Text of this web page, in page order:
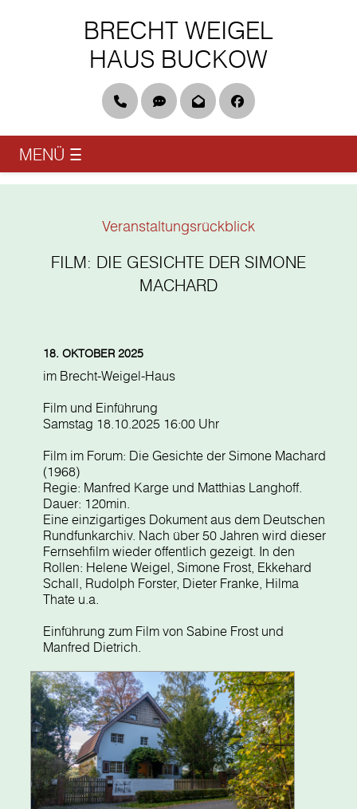
BRECHT WEIGEL
HAUS BUCKOW
Telefon DGS & Leichte Sprache
Newsletter
MENÜ ☰
Veranstaltungsrückblick
FILM: DIE GESICHTE DER SIMONE
MACHARD
18. OKTOBER 2025
im Brecht-Weigel-Haus
Film und Einführung
Samstag 18.10.2025 16:00 Uhr
Film im Forum: Die Gesichte der Simone Machard
(1968)
Regie: Manfred Karge und Matthias Langhoff.
Dauer: 120min.
Eine einzigartiges Dokument aus dem Deutschen
Rundfunkarchiv. Nach über 50 Jahren wird dieser
Fernsehfilm wieder öffentlich gezeigt. In den
Rollen: Helene Weigel, Simone Frost, Ekkehard
Schall, Rudolph Forster, Dieter Franke, Hilma
Thate u.a.
Einführung zum Film von Sabine Frost und
Manfred Dietrich.